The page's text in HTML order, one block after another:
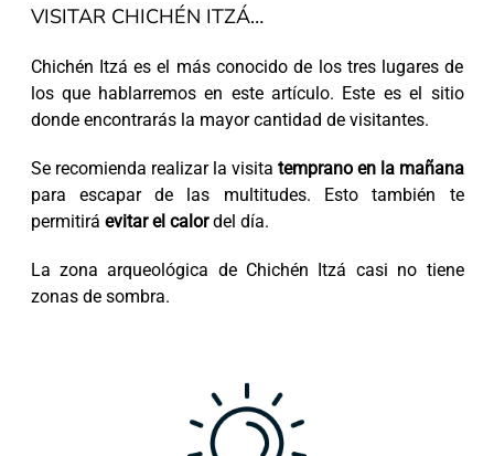
VISITAR CHICHÉN ITZÁ…
Chichén Itzá es el más conocido de los tres lugares de
los que hablarremos en este artículo. Este es el sitio
donde encontrarás la mayor cantidad de visitantes.
Se recomienda realizar la visita temprano en la mañana
para escapar de las multitudes. Esto también te
permitirá evitar el calordel día.
La zona arqueológica de Chichén Itzá casi no tiene
zonas de sombra.